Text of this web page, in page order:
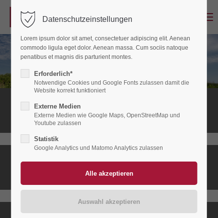
Login
Benutzername
Passwort
Anmelden
Register|Lost your password?
Support
Lorem ipsum dolor sit amet:
Stationäres
Hospiz
Ambulanter
Datenschutzeinstellungen
Lorem ipsum dolor sit amet, consectetuer adipiscing elit. Aenean
commodo ligula eget dolor. Aenean massa. Cum sociis natoque
penatibus et magnis dis parturient montes.
Erforderlich*
Notwendige Cookies und Google Fonts zulassen damit die
Website korrekt funktioniert
Externe Medien
Externe Medien wie Google Maps, OpenStreetMap und
Youtube zulassen
Statistik
Google Analytics und Matomo Analytics zulassen